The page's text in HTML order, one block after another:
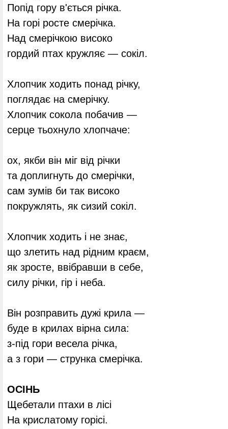
Попід гору в'ється річка.
На горі росте смерічка.
Над смерічкою високо
гордий птах кружляє — сокіл.
Хлопчик ходить понад річку,
поглядає на смерічку.
Хлопчик сокола побачив —
серце тьохнуло хлопчаче:
ох, якби він міг від річки
та доплигнуть до смерічки,
сам зумів би так високо
покружлять, як сизий сокіл.
Хлопчик ходить і не знає,
що злетить над рідним краєм,
як зросте, ввібравши в себе,
силу річки, гір і неба.
Він розправить дужі крила —
буде в крилах вірна сила:
з-під гори весела річка,
а з гори — струнка смерічка.
ОСІНЬ
Щебетали птахи в лісі
На крислатому горісі.